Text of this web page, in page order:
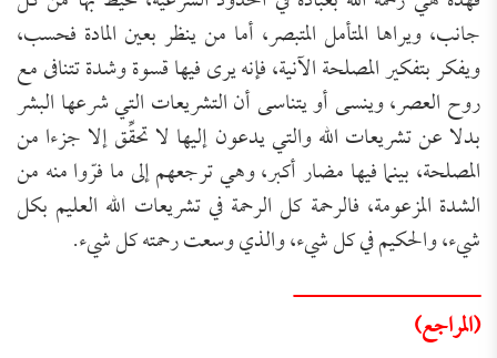
جانب، ويراها المتأمل المتبصر، أما من ينظر بعين المادة فحسب،
ويفكر بتفكير المصلحة الآنية، فإنه يرى فيها قسوة وشدة تتنافى مع
روح العصر، وينسى أو يتناسى أن التشريعات التي شرعها البشر
بدلا عن تشريعات الله والتي يدعون إليها لا تحقِّق إلا جزءا من
المصلحة، بينما فيها مضار أكبر، وهي ترجعهم إلى ما فرّوا منه من
الشدة المزعومة، فالرحمة كل الرحمة في تشريعات الله العليم بكل
شيء، والحكيم في كل شيء، والذي وسعت رحمته كل شيء.
ــــــــــــــــــــــــــــ
(المراجع)